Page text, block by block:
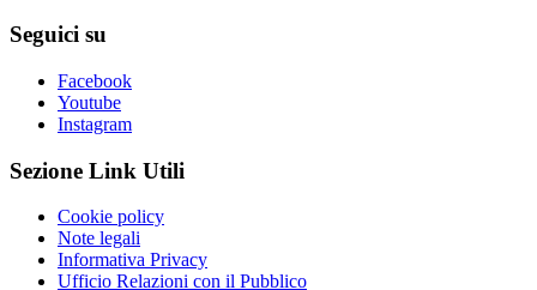
Seguici su
Facebook
Youtube
Instagram
Sezione Link Utili
Cookie policy
Note legali
Informativa Privacy
Ufficio Relazioni con il Pubblico